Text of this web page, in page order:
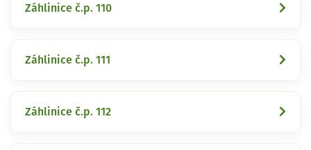
Záhlinice č.p. 110
Záhlinice č.p. 111
Záhlinice č.p. 112